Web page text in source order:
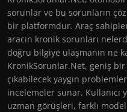
sorunlar ve bu sorunların
bir platformdur. Araç
aracın kronik sorunları
doğru bilgiye ulaşmanın ne
KronikSorunlar.Net, geniş
çıkabilecek yaygın
incelemeler sunar. Kullanıcı
uzman görüşleri, farklı